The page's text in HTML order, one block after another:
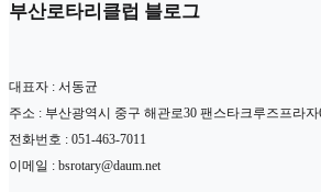
부산로타리클럽 블로그
대표자 : 서동균
주소 : 부산광역시 중구 해관로30 팬스타크루즈프라자
전화번호 : 051-463-7011
이메일 : bsrotary@daum.net